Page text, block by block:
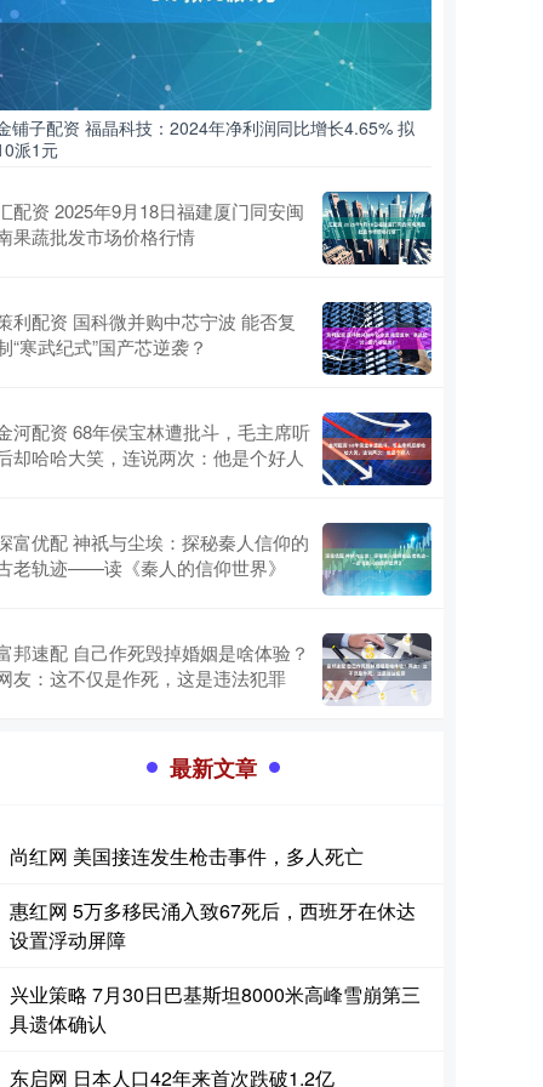
铺子配资 福晶科技：2024年净利润同比增长4.65% 拟
派1元
配资 2025年9月18日福建厦门同安闽
果蔬批发市场价格行情
利配资 国科微并购中芯宁波 能否复
“寒武纪式”国产芯逆袭？
河配资 68年侯宝林遭批斗，毛主席听
却哈哈大笑，连说两次：他是个好人
富优配 神祇与尘埃：探秘秦人信仰的
老轨迹——读《秦人的信仰世界》
邦速配 自己作死毁掉婚姻是啥体验？
友：这不仅是作死，这是违法犯罪
最新文章
尚红网 美国接连发生枪击事件，多人死亡
惠红网 5万多移民涌入致67死后，西班牙在休达
设置浮动屏障
兴业策略 7月30日巴基斯坦8000米高峰雪崩第三
具遗体确认
东启网 日本人口42年来首次跌破1.2亿